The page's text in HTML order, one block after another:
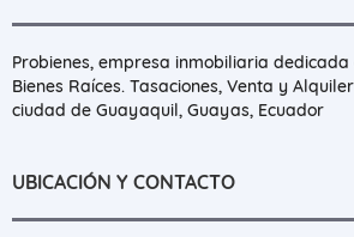
Probienes, empresa inmobiliaria
Bienes Raíces. Tasaciones, Venta y
ciudad de Guayaquil, Guayas, Ecuador
UBICACIÓN Y CONTACTO